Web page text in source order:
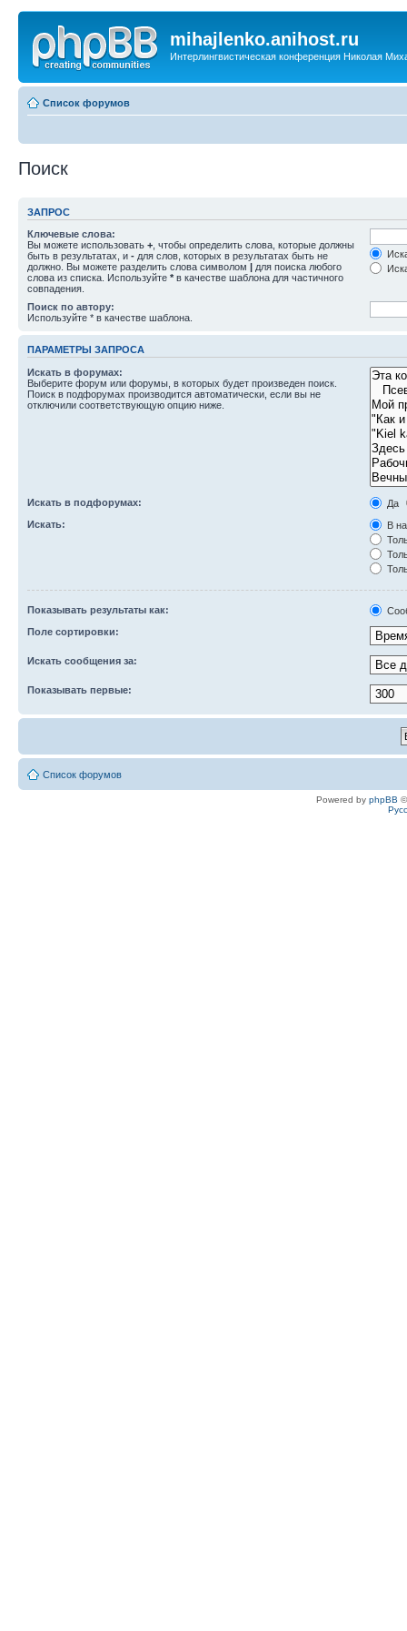
mihajlenko.anihost.ru
Интерлингвистическая конференция Николая
Список форумов
Поиск
ЗАПРОС
Ключевые слова:
Вы можете использовать + , чтобы определить слова, которые должны
быть в результатах, и - для слов, которых в результатах быть не
должно. Вы можете разделить слова символом | для поиска любого
слова из списка. Используйте * в качестве шаблона для частичного
совпадения.
Поиск по автору:
Используйте * в качестве шаблона.
ПАРАМЕТРЫ ЗАПРОСА
Искать в форумах:
Выберите форум или форумы, в которых будет произведен поиск.
Поиск в подфорумах производится автоматически, если вы не
отключили соответствующую опцию ниже.
Искать в подфорумах:
Да
Искать:
В
Показывать результаты как:
Поле сортировки:
Искать сообщения за:
Показывать первые:
Список форумов
Powered by phpBB